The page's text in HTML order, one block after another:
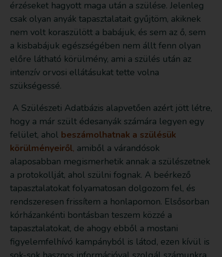
érzéseket hagyott maga után a szülése. Jelenleg
csak olyan anyák tapasztalatait gyűjtöm, akiknek
nem volt koraszülött a babájuk, és sem az ő, sem
a kisbabájuk egészségében nem állt fenn olyan
előre látható körülmény, ami a szülés után az
intenzív orvosi ellátásukat tette volna
szükségessé.
A Szülészeti Adatbázis alapvetően azért jött létre,
hogy a már szült édesanyák számára legyen egy
felület, ahol beszámolhatnak a szülésük
körülményeiről, amiből a várandósok
alaposabban megismerhetik annak a szülészetnek
a protokollját, ahol szülni fognak. A beérkező
tapasztalatokat folyamatosan dolgozom fel, és
rendszeresen frissítem a honlapomon. Elsősorban
kórházankénti bontásban teszem közzé a
tapasztalatokat, de ahogy ebből a mostani
figyelemfelhívó kampányból is látod, ezen kívül is